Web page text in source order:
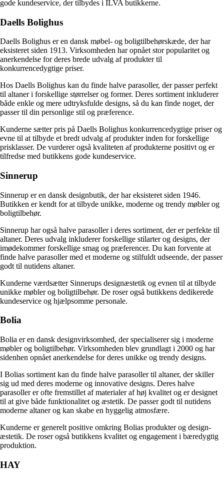
gode kundeservice, der tilbydes i ILVA butikkerne.
Daells Bolighus
Daells Bolighus er en dansk møbel- og boligtilbehørskæde, der har
eksisteret siden 1913. Virksomheden har opnået stor popularitet og
anerkendelse for deres brede udvalg af produkter til
konkurrencedygtige priser.
Hos Daells Bolighus kan du finde halve parasoller, der passer perfekt
til altaner i forskellige størrelser og former. Deres sortiment inkluderer
både enkle og mere udtryksfulde designs, så du kan finde noget, der
passer til din personlige stil og præference.
Kunderne sætter pris på Daells Bolighus konkurrencedygtige priser og
evne til at tilbyde et bredt udvalg af produkter inden for forskellige
prisklasser. De vurderer også kvaliteten af produkterne positivt og er
tilfredse med butikkens gode kundeservice.
Sinnerup
Sinnerup er en dansk designbutik, der har eksisteret siden 1946.
Butikken er kendt for at tilbyde unikke, moderne og trendy møbler og
boligtilbehør.
Sinnerup har også halve parasoller i deres sortiment, der er perfekte til
altaner. Deres udvalg inkluderer forskellige stilarter og designs, der
imødekommer forskellige smag og præferencer. Du kan forvente at
finde halve parasoller med et moderne og stilfuldt udseende, der passer
godt til nutidens altaner.
Kunderne værdsætter Sinnerups designæstetik og evnen til at tilbyde
unikke møbler og boligtilbehør. De roser også butikkens dedikerede
kundeservice og hjælpsomme personale.
Bolia
Bolia er en dansk designvirksomhed, der specialiserer sig i moderne
møbler og boligtilbehør. Virksomheden blev grundlagt i 2000 og har
sidenhen opnået anerkendelse for deres unikke og trendy designs.
I Bolias sortiment kan du finde halve parasoller til altaner, der skiller
sig ud med deres moderne og innovative designs. Deres halve
parasoller er ofte fremstillet af materialer af høj kvalitet og er designet
til at give både funktionalitet og æstetik. De passer godt til nutidens
moderne altaner og kan skabe en hyggelig atmosfære.
Kunderne er generelt positive omkring Bolias produkter og design-
æstetik. De roser også butikkens kvalitet og engagement i bæredygtig
produktion.
HAY